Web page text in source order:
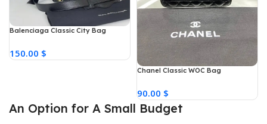
Balenciaga Classic City Bag
150.00 $
Chanel Classic WOC Bag
90.00 $
An Option for A Small Budget